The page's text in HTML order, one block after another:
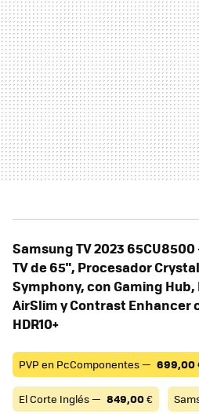
Samsung TV 2023
TV de 65", Procesador Crystal
Symphony, con Gaming Hub,
AirSlim y Contrast Enhancer
HDR10+
PVP en PcComponentes — 699,00
El Corte Inglés — 849,00€